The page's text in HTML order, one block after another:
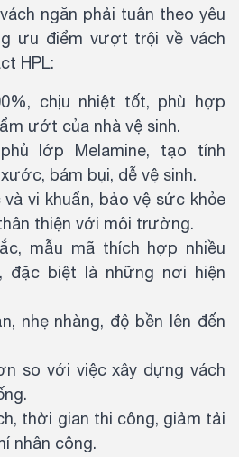
ngăn phải tuân theo yêu
ưu điểm vượt trội về vách
HPL:
chịu nhiệt tốt, phù hợp
ướt của nhà vệ sinh.
lớp Melamine, tạo tính
bám bụi, dễ vệ sinh.
vi khuẩn, bảo vệ sức khỏe
thiện với môi trường.
mẫu mã thích hợp nhiều
đặc biệt là những nơi hiện
nhẹ nhàng, độ bền lên đến
so với việc xây dựng vách
thời gian thi công, giảm tải
nhân công.